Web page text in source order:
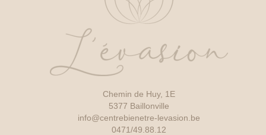
Chemin de Huy, 1E
5377 Baillonville
info@centrebienetre-levasion.be
0471/49.88.12